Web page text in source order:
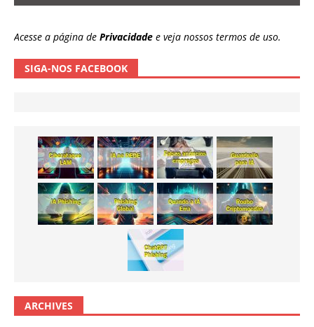
Acesse a página de Privacidade e veja nossos termos de uso.
SIGA-NOS FACEBOOK
ARCHIVES